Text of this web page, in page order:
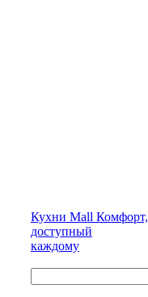
Кухни Mall Комфорт,
доступный
каждому